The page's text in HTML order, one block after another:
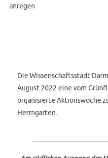
anregen
Die Wissenschaftsstadt
August 2022 eine vom
organisierte Aktionswoche
Herrngarten.